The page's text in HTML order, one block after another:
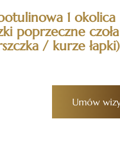
1 okolica
poprzeczne
/ kurze łapki)
Umów